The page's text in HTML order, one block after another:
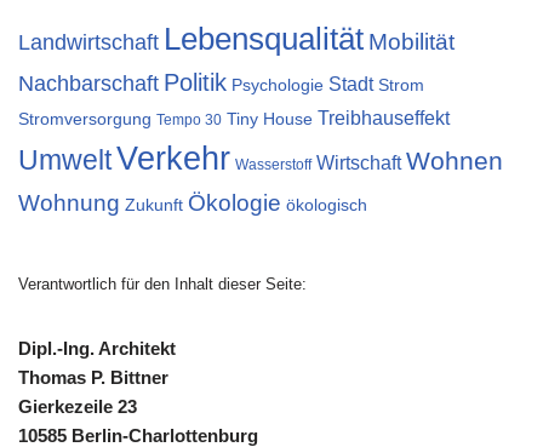
Landwirtschaft Lebensqualität Mobilität
Nachbarschaft Politik Psychologie Stadt Strom
Stromversorgung Tempo 30 Tiny House Treibhauseffekt
UmweltVerkehr Wasserstoff Wirtschaft Wohnen
Wohnung Zukunft Ökologie ökologisch
Verantwortlich für den Inhalt dieser Seite:
Dipl.-Ing. Architekt
Thomas P. Bittner
Gierkezeile 23
10585 Berlin-Charlottenburg